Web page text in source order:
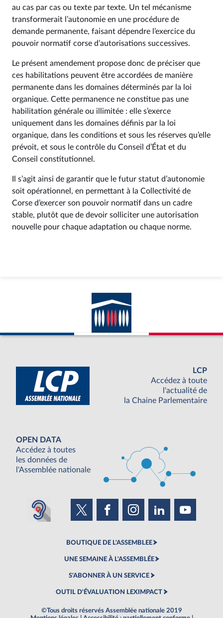
au cas par cas ou texte par texte. Un tel mécanisme
transformerait l’autonomie en une procédure de
demande permanente, faisant dépendre l’exercice du
pouvoir normatif corse d’autorisations successives.
Le présent amendement propose donc de préciser que
ces habilitations peuvent être accordées de manière
permanente dans les domaines déterminés par la loi
organique. Cette permanence ne constitue pas une
habilitation générale ou illimitée : elle s’exerce
uniquement dans les domaines définis par la loi
organique, dans les conditions et sous les réserves qu’elle
prévoit, et sous le contrôle du Conseil d’État et du
Conseil constitutionnel.
Il s’agit ainsi de garantir que le futur statut d’autonomie
soit opérationnel, en permettant à la Collectivité de
Corse d’exercer son pouvoir normatif dans un cadre
stable, plutôt que de devoir solliciter une autorisation
nouvelle pour chaque adaptation ou chaque norme.
LCP
Accédez à toute
l'actualité de
la Chaine Parlementaire
OPEN DATA
Accédez à toutes
les données de
l'Assemblée nationale
BOUTIQUE DE L'ASSEMBLEE
UNE SEMAINE À L'ASSEMBLÉE
S'ABONNER À UN SERVICE
OUTIL D'ÉVALUATION LEXIMPACT
©Tous droits réservés Assemblée nationale 2019